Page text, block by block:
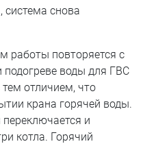
система снова
работы повторяется с
воды для ГВС
отличием, что
крана горячей воды.
и
котла. Горячий